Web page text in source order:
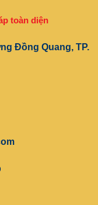
toàn diện
Đồng Quang, TP.